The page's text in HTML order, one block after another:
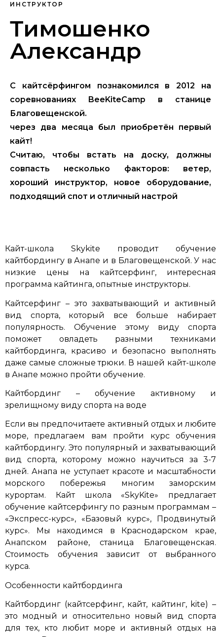
ИНСТРУКТОР
Тимошенко
Александр
С кайтсëрфингом познакомился в 2012 на
соревнованиях BeeKiteCamp в станице
Благовещенской.
через два месяца был приобретён первый
кайт!
Считаю, чтобы встать на доску, должны
совпасть несколько факторов: ветер,
хороший инструктор, новое оборудование,
подходящий спот и отличный настрой
Кайт-школа Skykite проводит обучение
кайтбордингу в Анапе и в Благовещенской. У нас
низкие цены на кайтсерфинг, интересная
программа кайтинга, опытные инструкторы.
Кайтсерфинг – это захватывающий и активный
вид спорта, который все больше набирает
популярность. Обучение этому виду спорта
поможет овладеть разными техниками
кайтбординга, красиво и безопасно выполнять
даже самые сложные трюки. В нашей кайт-школе
в Анапе можно пройти обучение.
Кайтбординг – обучение активному и
зрелищному виду спорта на воде
Если вы предпочитаете активный отдых и любите
море, предлагаем вам пройти курс обучения
кайтбордингу. Это популярный и захватывающий
вид спорта, которому можно научиться за 3-7
дней. Анапа не уступает красоте и масштабности
морского побережья многим заморским
курортам. Кайт школа «SkyKite» предлагает
обучение кайтсерфингу по разным программам –
«Экспресс-курс», «Базовый курс», Продвинутый
курс». Мы находимся в Краснодарском крае,
Анапском районе, станица Благовещенская.
Стоимость обучения зависит от выбранного
курса.
Особенности кайтбординга
Кайтбординг (кайтсерфинг, кайт, кайтинг, kite) –
это модный и относительно новый вид спорта
для тех, кто любит море и активный отдых на